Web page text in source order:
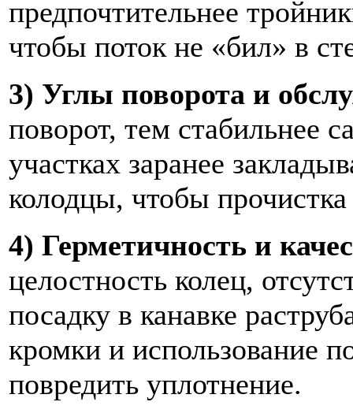
предпочтительнее
чтобы поток не «бил» в
3) Углы поворота и
поворот, тем стабильнее
участках заранее
колодцы, чтобы
4) Герметичность и
целостность колец,
посадку в канавке
кромки и использование
повредить уплотнение.